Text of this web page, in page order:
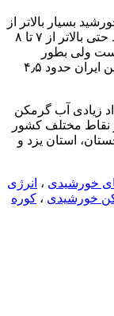
بالاتر از
این میانگین بین‌المللی است و در برخی از نقاط حتی بالاتر از ۷ تا ۸
متوسط انرژی تابشی خورشید بر سطح سرزمین ایران حدود ۴٫۵
آب گرمکن
کشور
یزد و
،انرژی
،کوره